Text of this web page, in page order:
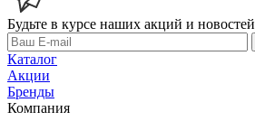
Будьте в курсе наших акций и новостей
Каталог
Акции
Бренды
Компания